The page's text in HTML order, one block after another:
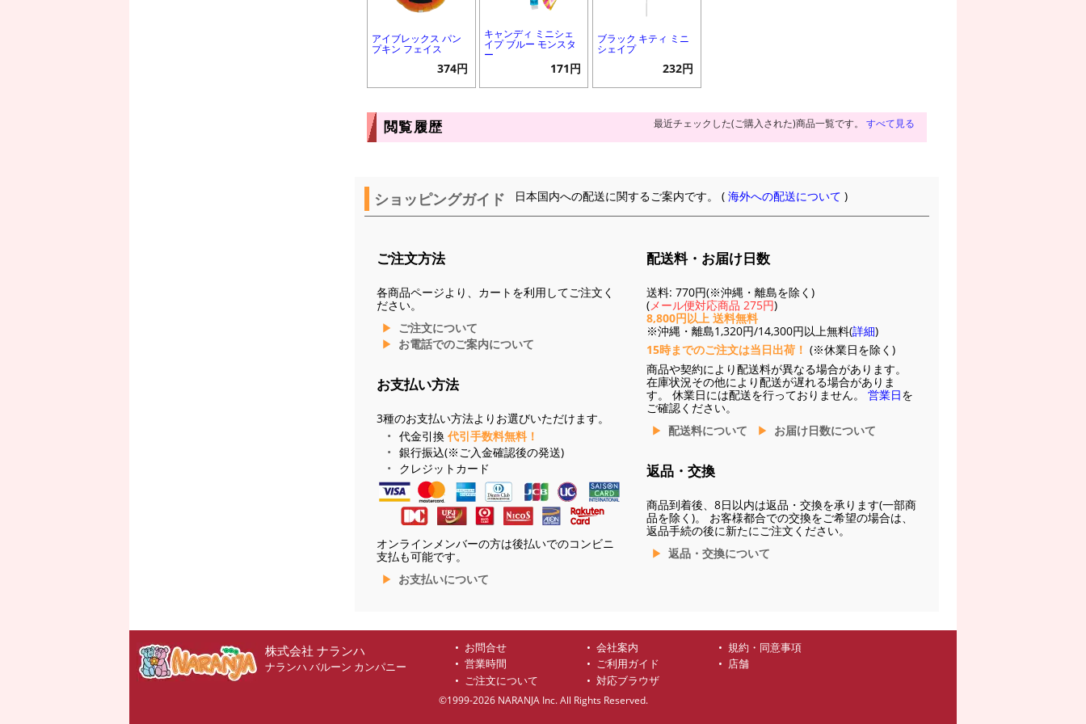
アイブレックス パン
プキン フェイス
374円
キャンディ ミニシェ
イプ ブルー モンスタ
ー
171円
ブラック キティ ミニ
シェイプ
232円
閲覧履歴 最近チェックした(ご購入された)商品一覧です。 すべて見る
ショッピングガイド 日本国内への配送に関するご案内です。 (海外への配送について )
ご注文方法
各商品ページより、カートを利用してご注文く
ださい。
ご注文について
お電話でのご案内について
お支払い方法
3種のお支払い方法よりお選びいただけます。
代金引換 代引手数料無料！
銀行振込(※ご入金確認後の発送)
クレジットカード
オンラインメンバーの方は後払いでのコンビニ
支払も可能です。
お支払いについて
配送料・お届け日数
送料: 770円(※沖縄・離島を除く)
( メール便対応商品 275円)
8,800円以上 送料無料
※沖縄・離島1,320円/14,300円以上無料(詳細)
15時までのご注文は当日出荷！ (※休業日を除く)
商品や契約により配送料が異なる場合があります。
在庫状況その他により配送が遅れる場合がありま
す。 休業日には配送を行っておりません。 営業日を
ご確認ください。
配送料について
お届け日数について
返品・交換
商品到着後、8日以内は返品・交換を承ります(一部商
品を除く)。 お客様都合での交換をご希望の場合は、
返品手続の後に新たにご注文ください。
返品・交換について
株式会社 ナランハ
ナランハ バルーン カンパニー
お問合せ 会社案内
規約・同意事項
営業時間
ご利用ガイド
店舗
ご注文について
対応ブラウザ
©1999-2026 NARANJA Inc. All Rights Reserved.